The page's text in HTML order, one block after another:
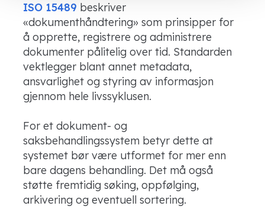
ISO 15489 beskriver
«dokumenthåndtering» som prinsipper for
å opprette, registrere og administrere
dokumenter pålitelig over tid. Standarden
vektlegger blant annet metadata,
ansvarlighet og styring av informasjon
gjennom hele livssyklusen.
For et dokument- og
saksbehandlingssystem betyr dette at
systemet bør være utformet for mer enn
bare dagens behandling. Det må også
støtte fremtidig søking, oppfølging,
arkivering og eventuell sortering.